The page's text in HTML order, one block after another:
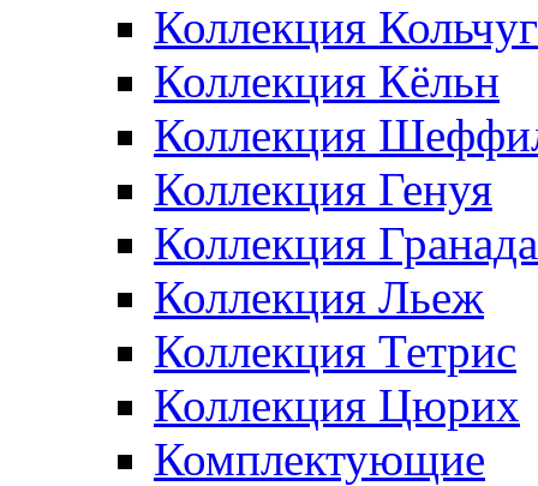
Коллекция
Коллекция Кёльн
Коллекция
Коллекция Генуя
Коллекция Гранада
Коллекция Льеж
Коллекция Тетрис
Коллекция Цюрих
Комплектующие